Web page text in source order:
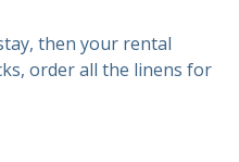
then your rental
order all the linens for